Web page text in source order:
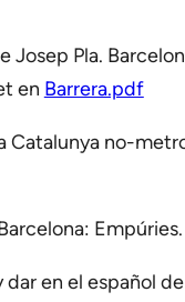
Pla.
en Barrera.pdf
no-
Empúries.
en el español